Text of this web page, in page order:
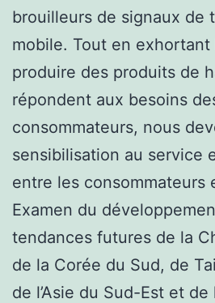
brouilleurs de signaux de
mobile. Tout en exhortant
produire des produits de
répondent aux besoins
consommateurs, nous
sensibilisation au service
entre les consommateurs
Examen du
tendances futures de la
de la Corée du Sud, de
de l’Asie du Sud-Est et de